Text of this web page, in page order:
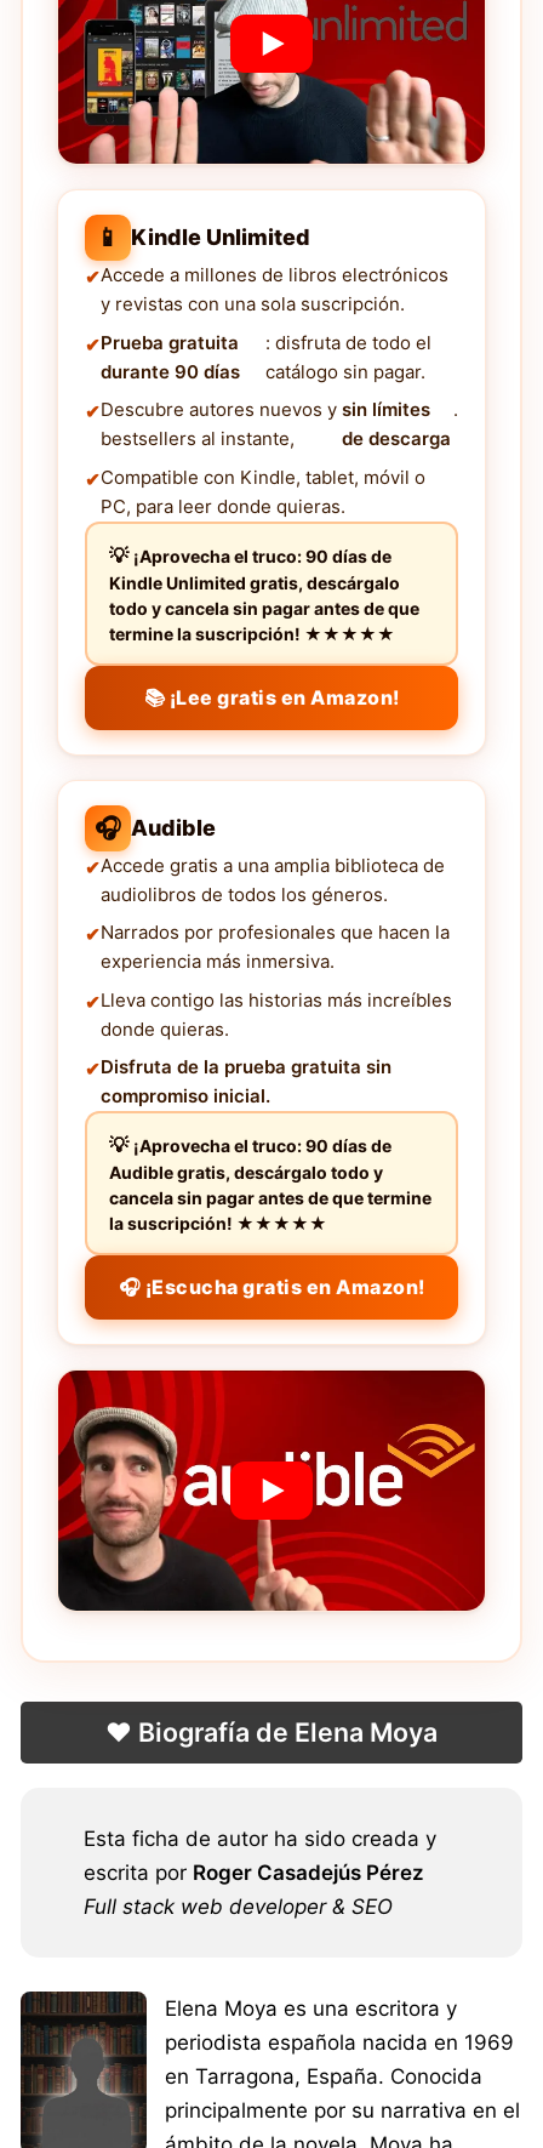
📱 Kindle Unlimited
Accede a millones de libros electrónicos
y revistas con una sola suscripción.
Prueba gratuita
durante 90 días
: disfruta de todo el
catálogo sin pagar.
Descubre autores nuevos y
bestsellers al instante,
sin límites
de descarga
.
Compatible con Kindle, tablet, móvil o
PC, para leer donde quieras.
¡Aprovecha el truco: 90 días de
Kindle Unlimited gratis, descárgalo
todo y cancela sin pagar antes de que
termine la suscripción! ★★★★★
📚 ¡Lee gratis en Amazon!
🎧 Audible
Accede gratis a una amplia biblioteca de
audiolibros de todos los géneros.
Narrados por profesionales que hacen la
experiencia más inmersiva.
Lleva contigo las historias más increíbles
donde quieras.
Disfruta de la prueba gratuita sin
compromiso inicial.
¡Aprovecha el truco: 90 días de
Audible gratis, descárgalo todo y
cancela sin pagar antes de que termine
la suscripción! ★★★★★
🎧 ¡Escucha gratis en Amazon!
❤️ Biografía de Elena Moya
Esta ficha de autor ha sido creada y
escrita por Roger Casadejús Pérez
Full stack web developer & SEO
Elena Moya es una escritora y
periodista española nacida en 1969
en Tarragona, España. Conocida
principalmente por su narrativa en el